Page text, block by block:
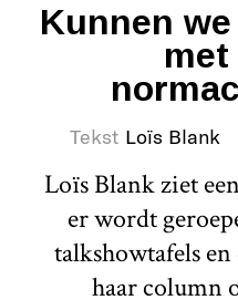
Kunnen
met
Tekst Loïs Blank
Loïs Blank ziet
er wordt
talkshowtafels
haar column